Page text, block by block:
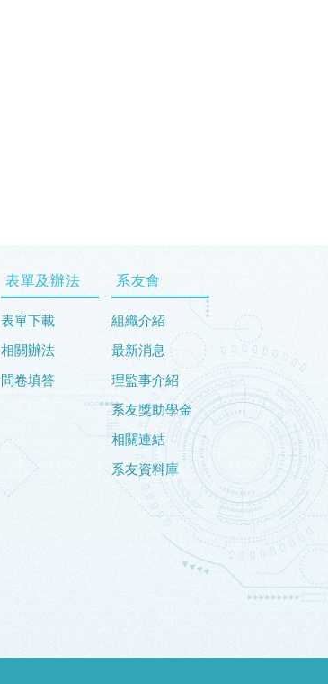
表單及辦法
表單下載
相關辦法
問卷填答
系友會
組織介紹
最新消息
理監事介紹
系友獎助學金
相關連結
系友資料庫